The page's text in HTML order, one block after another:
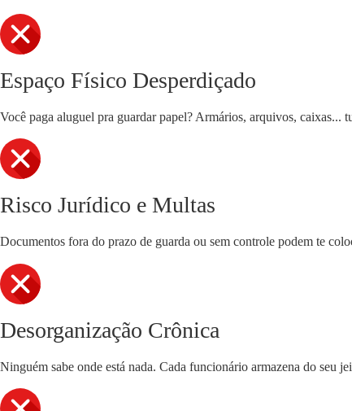
Espaço Físico Desperdiçado
Você paga aluguel pra guardar papel? Armários, arquivos, caixas...
Risco Jurídico e Multas
Documentos fora do prazo de guarda ou sem controle podem te
Desorganização Crônica
Ninguém sabe onde está nada. Cada funcionário armazena do seu